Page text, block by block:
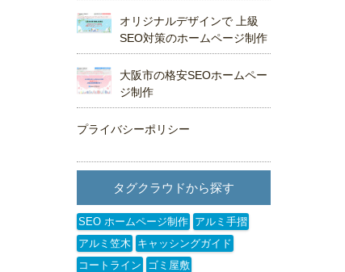
オリジナルデザインで 上級
SEO対策のホームページ制作
大阪市の格安SEOホームペー
ジ制作
プライバシーポリシー
タグクラウドから探す
SEO ホームページ制作 アルミ手摺
アルミ笠木
キャッシングガイド
コートライン
ゴミ屋敷